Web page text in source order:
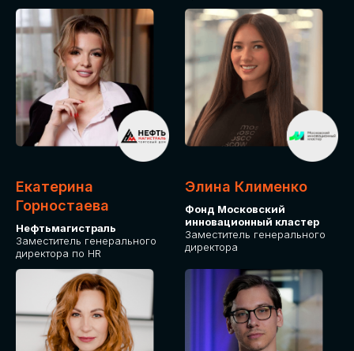
Екатерина
Горностаева
Нефтьмагистраль
Заместитель генерального
директора по HR
Элина Клименко
Фонд Московский
инновационный кластер
Заместитель генерального
директора
Приглашаем стать партнером GLOBAL
TECH FORUM и презентовать ваши
решения целевой аудитории. Будем
рады сотрудничеству!
СТАНЬТЕ
ЭКСПОНЕНТОМ
ПОДАТЬ ЗАЯВКУ
IT Solutions for Business